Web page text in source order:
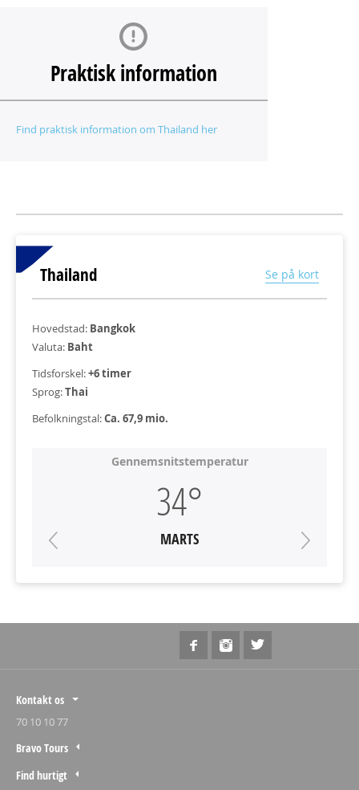
Praktisk information
Find praktisk information om Thailand her
Thailand Se på kort
Hovedstad: Bangkok
Valuta: Baht
Tidsforskel:+6 timer
Sprog:Thai
Befolkningstal:Ca. 67,9 mio.
Gennemsnitstemperatur
34°
MARTS
Kontakt os
70 10 10 77
Bravo Tours
Find hurtigt